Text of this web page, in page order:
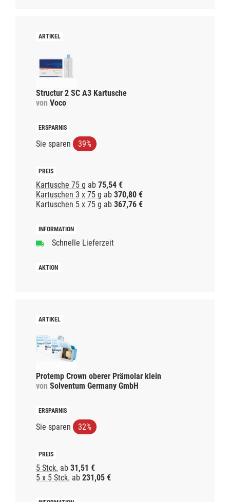
Structur 2 SC A3 Kartusche
von Voco
Sie sparen 39%
Kartusche 75 g ab 75,54 €
Kartuschen 3 x 75 g ab 370,80 €
Kartuschen 5 x 75 g ab 367,76 €
Schnelle Lieferzeit
Protemp Crown oberer Prämolar klein
von Solventum Germany GmbH
Sie sparen 32%
5 Stck. ab 31,51 €
5 x 5 Stck. ab 231,05 €